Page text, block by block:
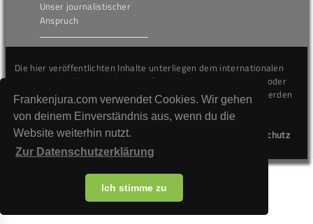
Frankenjura.com verwendet Cookies. Wir gehen
von deinem Einverständnis aus, wenn du die
Website weiterhin nutzt.
Zur Datenschutzerklärung
Ich stimme zu
Unser journalistischer
Anspruch
Die hier veröffentlichten Inhalte unterliegen dem internationalen
Urheberrecht (Copyright) und dürfen nicht kopiert, verändert oder
unverändert wiederveröffentlicht werden. Gegen Verstöße werden
wir auf juristischem Wege vorgehen.
Datenschutz